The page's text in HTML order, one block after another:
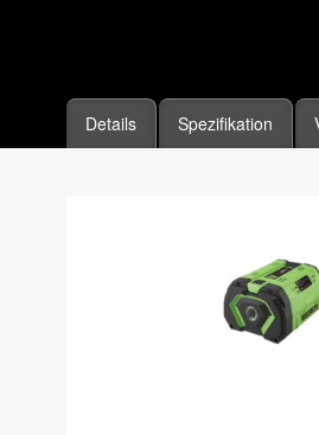
Details Spezifikation